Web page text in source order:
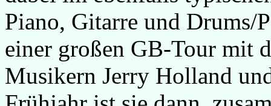
Piano, Gitarre und Drums/
einer großen GB-Tour mit
Musikern Jerry Holland